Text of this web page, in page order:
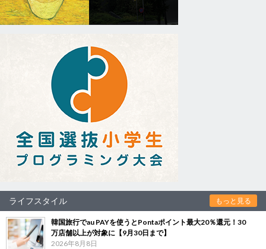
ライフスタイル もっと見る
韓国旅行でau PAYを使うとPontaポイント最大20％還元！30
万店舗以上が対象に【9月30日まで】
2026年8月8日